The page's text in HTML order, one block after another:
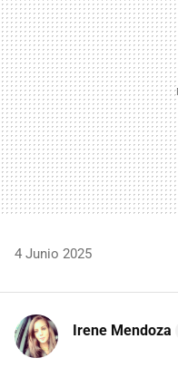
4 Junio 2025
Irene Mendoza